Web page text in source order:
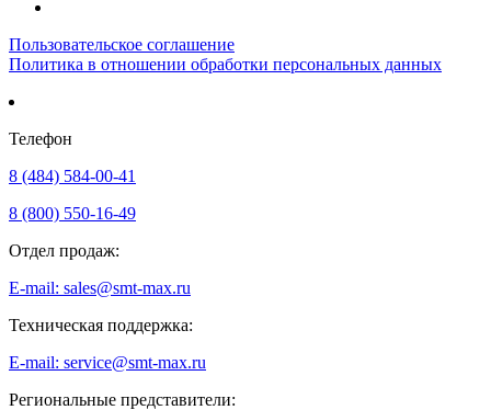
Пользовательское соглашение
Политика в отношении обработки персональных данных
Телефон
8 (484) 584-00-41
8 (800) 550-16-49
Отдел продаж:
E-mail: sales@smt-max.ru
Техническая поддержка:
E-mail: service@smt-max.ru
Региональные представители: